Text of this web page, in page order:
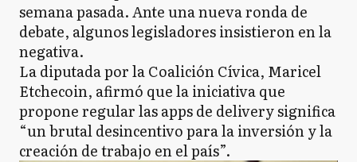
semana pasada. Ante una nueva ronda de
debate, algunos legisladores insistieron en la
negativa.
La diputada por la Coalición Cívica, Maricel
Etchecoin, afirmó que la iniciativa que
propone regular las apps de delivery significa
“un brutal desincentivo para la inversión y la
creación de trabajo en el país”.